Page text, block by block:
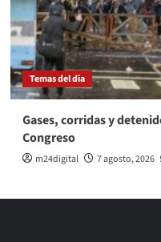
Temas del dia
Gases, corridas y
Congreso
m24digital 7 agosto, 2026